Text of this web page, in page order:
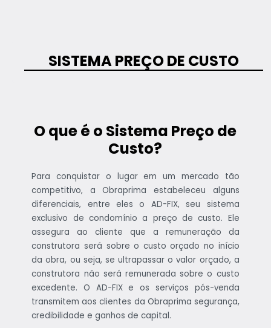
SISTEMA PREÇO DE CUSTO
O que é o Sistema Preço de
Custo?
Para conquistar o lugar em um mercado tão
competitivo, a Obraprima estabeleceu alguns
diferenciais, entre eles o AD-FIX, seu sistema
exclusivo de condomínio a preço de custo. Ele
assegura ao cliente que a remuneração da
construtora será sobre o custo orçado no início
da obra, ou seja, se ultrapassar o valor orçado, a
construtora não será remunerada sobre o custo
excedente. O AD-FIX e os serviços pós-venda
transmitem aos clientes da Obraprima segurança,
credibilidade e ganhos de capital.